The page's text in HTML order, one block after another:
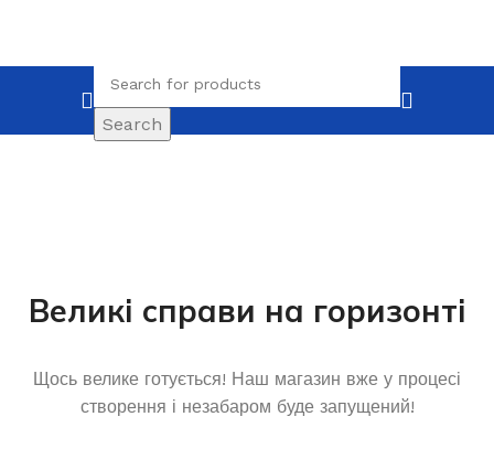
Search
Великі справи на горизонті
Щось велике готується! Наш магазин вже у процесі
створення і незабаром буде запущений!